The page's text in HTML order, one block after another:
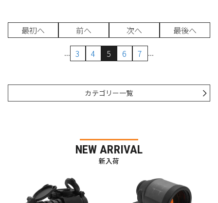
最初へ 前へ 次へ
最後へ
... 3 4 5 6 7 ...
カテゴリー一覧
NEW ARRIVAL
新入荷